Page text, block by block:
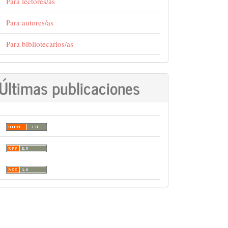
Para autores/as
Para bibliotecarios/as
Últimas publicaciones